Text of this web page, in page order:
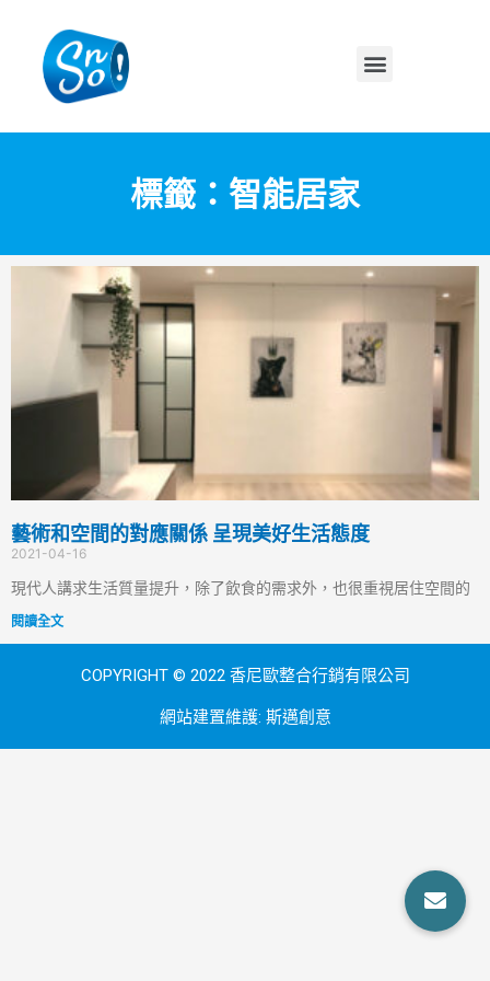
標籤：智能居家
藝術和空間的對應關係 呈現美好生活態度
2021-04-16
現代人講求生活質量提升，除了飲食的需求外，也很重視居住空間的
閱讀全文
COPYRIGHT © 2022 香尼歐整合行銷有限公司
網站建置維護: 斯邁創意